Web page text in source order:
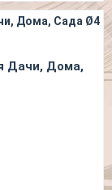
Дачи, Дома,